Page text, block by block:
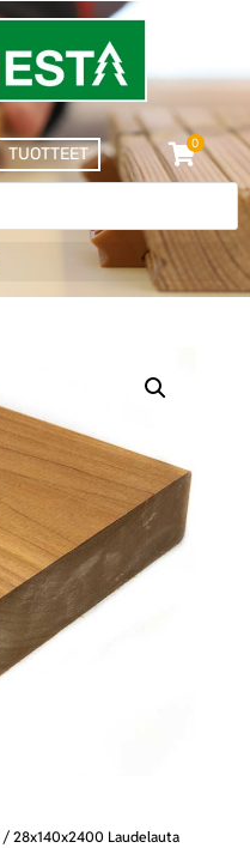
TUOTTEET
0
/ 28x140x2400 Laudelauta